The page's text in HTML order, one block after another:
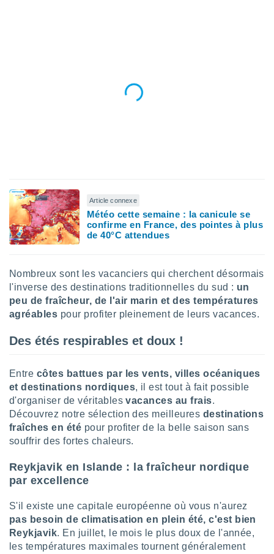
un
la
en
à
en
le
des
au
de
web.
les
Article connexe
Météo cette semaine : la canicule se
confirme en France, des pointes à plus
de 40°C attendues
Nombreux sont les vacanciers qui cherchent désormais
l'inverse des destinations traditionnelles du sud : un
peu de fraîcheur, de l'air marin et des températures
agréables pour profiter pleinement de leurs vacances.
Des étés respirables et doux !
Entre côtes battues par les vents, villes océaniques
et destinations nordiques, il est tout à fait possible
d'organiser de véritablesvacances au frais.
Découvrez notre sélection des meilleures destinations
fraîches en été pour profiter de la belle saison sans
souffrir des fortes chaleurs.
Reykjavik en Islande : la fraîcheur nordique
par excellence
S'il existe une capitale européenne où vous n'aurez
pas besoin de climatisation en plein été, c'est bien
Reykjavik. En juillet, le mois le plus doux de l'année,
les températures maximales tournent généralement